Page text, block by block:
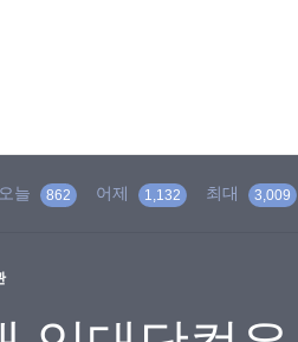
오늘 862 어제 1,132 최대 3,009